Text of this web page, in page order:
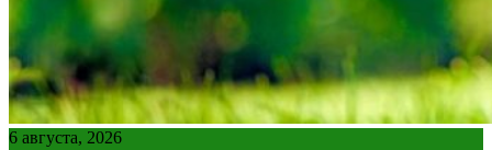
6 августа, 2026